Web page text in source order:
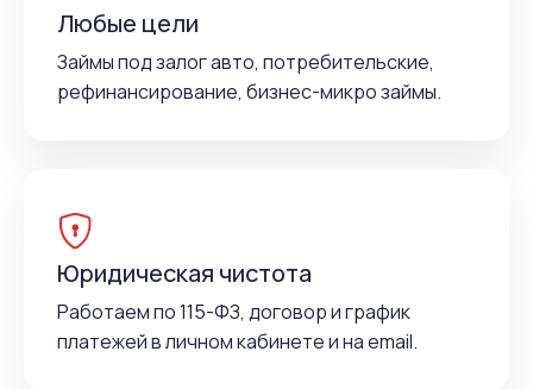
Любые цели
Займы под залог авто, потребительские,
рефинансирование, бизнес-микро займы.
Юридическая чистота
Работаем по 115-ФЗ, договор и график
платежей в личном кабинете и на email.